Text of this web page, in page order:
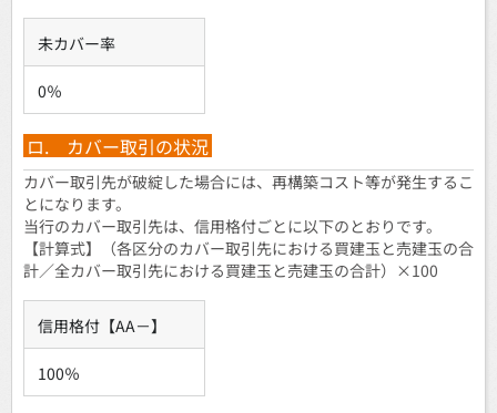
未カバー率
0％
ロ. カバー取引の状況
カバー取引先が破綻した場合には、再構築コスト等が発生するこ
とになります。
当行のカバー取引先は、信用格付ごとに以下のとおりです。
【計算式】（各区分のカバー取引先における買建玉と売建玉の合
計／全カバー取引先における買建玉と売建玉の合計）×100
信用格付【AA－】
100％